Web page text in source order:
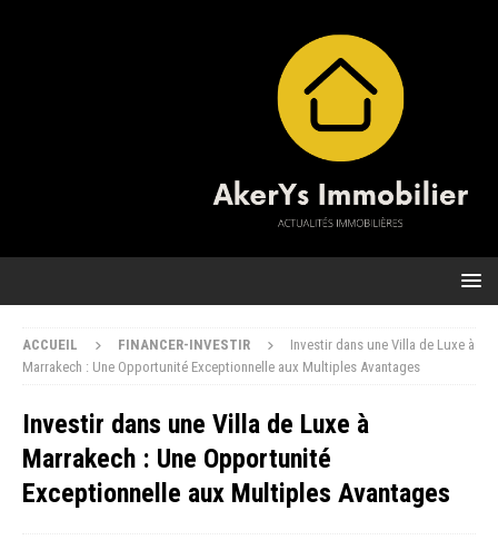
ACCUEIL FINANCER-INVESTIR
Investir dans une Villa de Luxe à
Marrakech : Une Opportunité Exceptionnelle aux Multiples Avantages
Investir dans une Villa de Luxe à
Marrakech : Une Opportunité
Exceptionnelle aux Multiples Avantages